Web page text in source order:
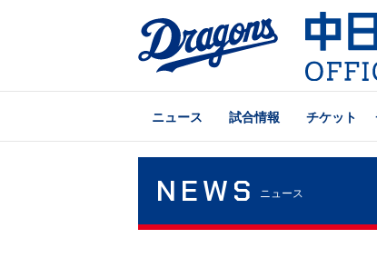
ニュース 試合情報 チケット
NEWS ニュース